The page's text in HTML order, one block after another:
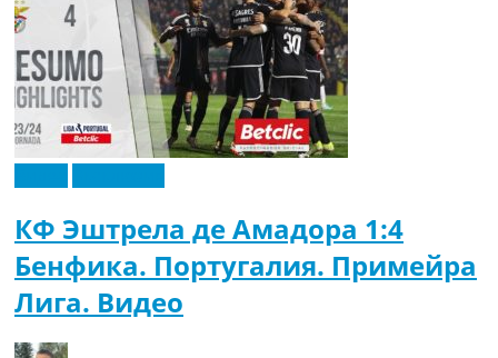
КФ Эштрела де Амадора 1:4
Бенфика. Португалия. Примейра
Лига. Видео